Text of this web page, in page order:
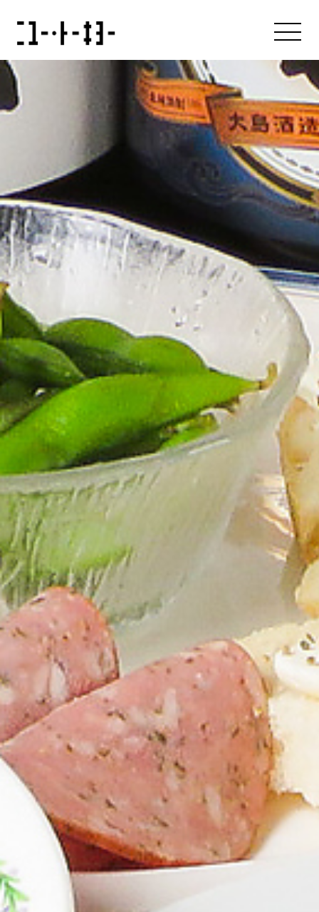
About us
Our Brands
ブランド
News & Press Release
ニュース
Recruit
リクルート
Contact
コンタクト
Shop Search
店舗を探す